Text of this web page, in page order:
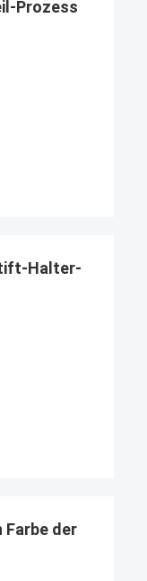
Prozess
Halter-
Farbe der